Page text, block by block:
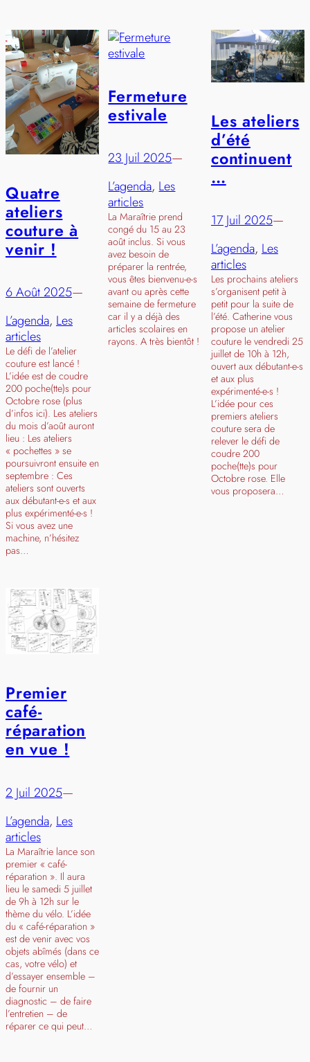
Quatre
ateliers
couture à
venir !
6 Août 2025—
L’agenda, Les
articles
Le défi de l’atelier
couture est lancé !
L’idée est de coudre
200 poche(tte)s pour
Octobre rose (plus
d’infos ici). Les ateliers
du mois d’août auront
lieu : Les ateliers
« pochettes » se
poursuivront ensuite en
septembre : Ces
ateliers sont ouverts
aux débutant-e-s et aux
plus expérimenté-e-s !
Si vous avez une
machine, n’hésitez
pas…
Fermeture
estivale
23 Juil 2025—
L’agenda, Les
articles
La Maraîtrie prend
congé du 15 au 23
août inclus. Si vous
avez besoin de
préparer la rentrée,
vous êtes bienvenu-e-s
avant ou après cette
semaine de fermeture
car il y a déjà des
articles scolaires en
rayons. A très bientôt !
Les ateliers
d’été
continuent
…
17 Juil 2025—
L’agenda, Les
articles
Les prochains ateliers
s’organisent petit à
petit pour la suite de
l’été. Catherine vous
propose un atelier
couture le vendredi 25
juillet de 10h à 12h,
ouvert aux débutant-e-s
et aux plus
expérimenté-e-s !
L’idée pour ces
premiers ateliers
couture sera de
relever le défi de
coudre 200
poche(tte)s pour
Octobre rose. Elle
vous proposera…
Premier
café-
réparation
en vue !
2 Juil 2025—
L’agenda, Les
articles
La Maraîtrie lance son
premier « café-
réparation ». Il aura
lieu le samedi 5 juillet
de 9h à 12h sur le
thème du vélo. L’idée
du « café-réparation »
est de venir avec vos
objets abîmés (dans ce
cas, votre vélo) et
d’essayer ensemble –
de fournir un
diagnostic – de faire
l’entretien – de
réparer ce qui peut…